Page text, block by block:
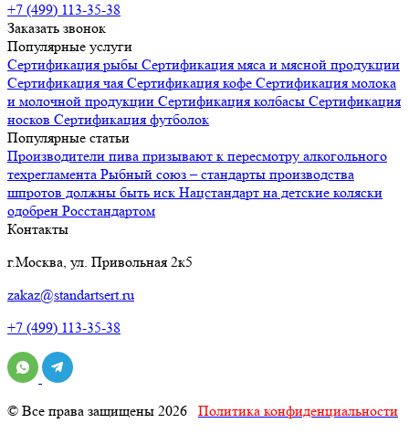
+7 (499) 113-35-38
Заказать звонок
Популярные услуги
Сертификация рыбы Сертификация мяса и мясной продукции
Сертификация чая Сертификация кофе Сертификация молока
и молочной продукции Сертификация колбасы Сертификация
носков Сертификация футболок
Популярные статьи
Производители пива призывают к пересмотру алкогольного
техрегламента Рыбный союз – стандарты производства
шпротов должны быть иск Нацстандарт на детские коляски
одобрен Росстандартом
Контакты
г.Москва, ул. Привольная 2к5
zakaz@standartsert.ru
+7 (499) 113-35-38
© Все права защищены 2026 Политика конфиденциальности